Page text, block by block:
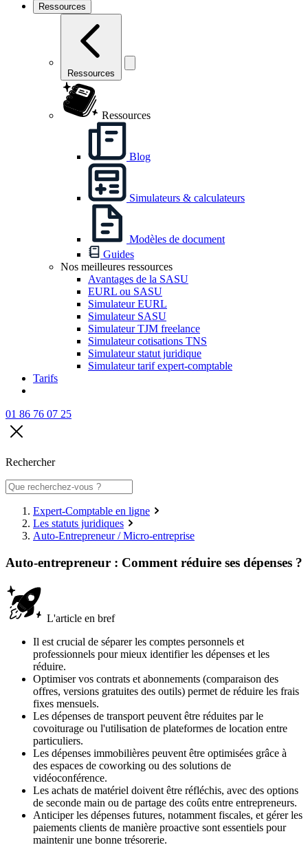
Ressources
Ressources
Ressources
Blog
Simulateurs & calculateurs
Modèles de document
Guides
Nos meilleures ressources
Avantages de la SASU
EURL ou SASU
Simulateur EURL
Simulateur SASU
Simulateur TJM freelance
Simulateur cotisations TNS
Simulateur statut juridique
Simulateur tarif expert-comptable
Tarifs
01 86 76 07 25
Rechercher
Expert-Comptable en ligne
Les statuts juridiques
Auto-Entrepreneur / Micro-entreprise
Auto-entrepreneur : Comment réduire ses dépenses ?
L'article en bref
Il est crucial de séparer les comptes personnels et
professionnels pour mieux identifier les dépenses et les
réduire.
Optimiser vos contrats et abonnements (comparaison des
offres, versions gratuites des outils) permet de réduire les frais
fixes mensuels.
Les dépenses de transport peuvent être réduites par le
covoiturage ou l'utilisation de plateformes de location entre
particuliers.
Les dépenses immobilières peuvent être optimisées grâce à
des espaces de coworking ou des solutions de
vidéoconférence.
Les achats de matériel doivent être réfléchis, avec des options
de seconde main ou de partage des coûts entre entrepreneurs.
Anticiper les dépenses futures, notamment fiscales, et gérer les
paiements clients de manière proactive sont essentiels pour
maintenir une bonne trésorerie.